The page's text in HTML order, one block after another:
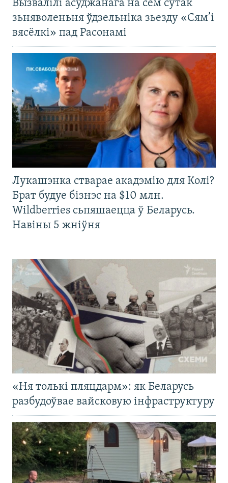
Вызвалілі асуджанага на сем сутак
зьняволеньня ўдзельніка зьезду «Сям’і
вясёлкі» пад Расонамі
Лукашэнка стварае акадэмію для Колі?
Брат будуе бізнэс на $10 млн.
Wildberries сьпяшаецца ў Беларусь.
Навіны 5 жніўня
«Ня толькі пляцдарм»: як Беларусь
разбудоўвае вайсковую інфраструктуру